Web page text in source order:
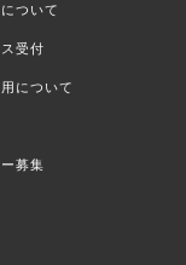
ついて
受付
について
募集